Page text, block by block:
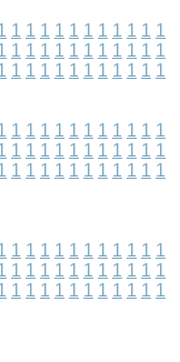
1 1 1 1 1 1 1 1 1 1 1
1 1 1 1 1 1 1 1 1 1 1
1 1 1 1 1 1 1 1 1 1 1
1 1 1 1 1 1 1 1 1 1 1
1 1 1 1 1 1 1 1 1 1 1
1 1 1 1 1 1 1 1 1 1 1
1 1 1 1 1 1 1 1 1 1 1
1 1 1 1 1 1 1 1 1 1 1
1 1 1 1 1 1 1 1 1 1 1